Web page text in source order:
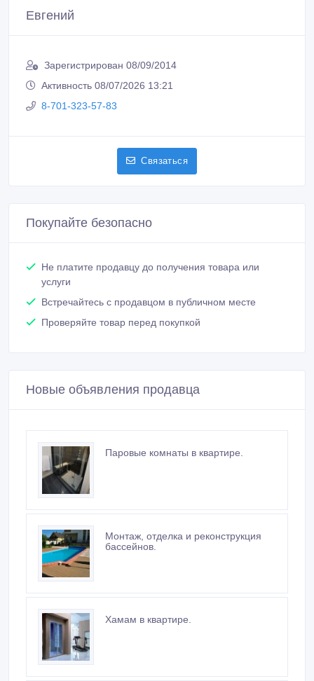
Евгений
Зарегистрирован 08/09/2014
Активность 08/07/2026 13:21
8-701-323-57-83
Связаться
Покупайте безопасно
Не платите продавцу до получения товара или
услуги
Встречайтесь с продавцом в публичном месте
Проверяйте товар перед покупкой
Новые объявления продавца
Паровые комнаты в квартире.
Монтаж, отделка и реконструкция
бассейнов.
Хамам в квартире.